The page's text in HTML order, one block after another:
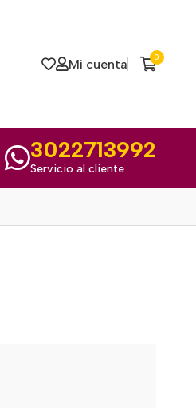
Mi cuenta 0
3022713992
Servicio al cliente